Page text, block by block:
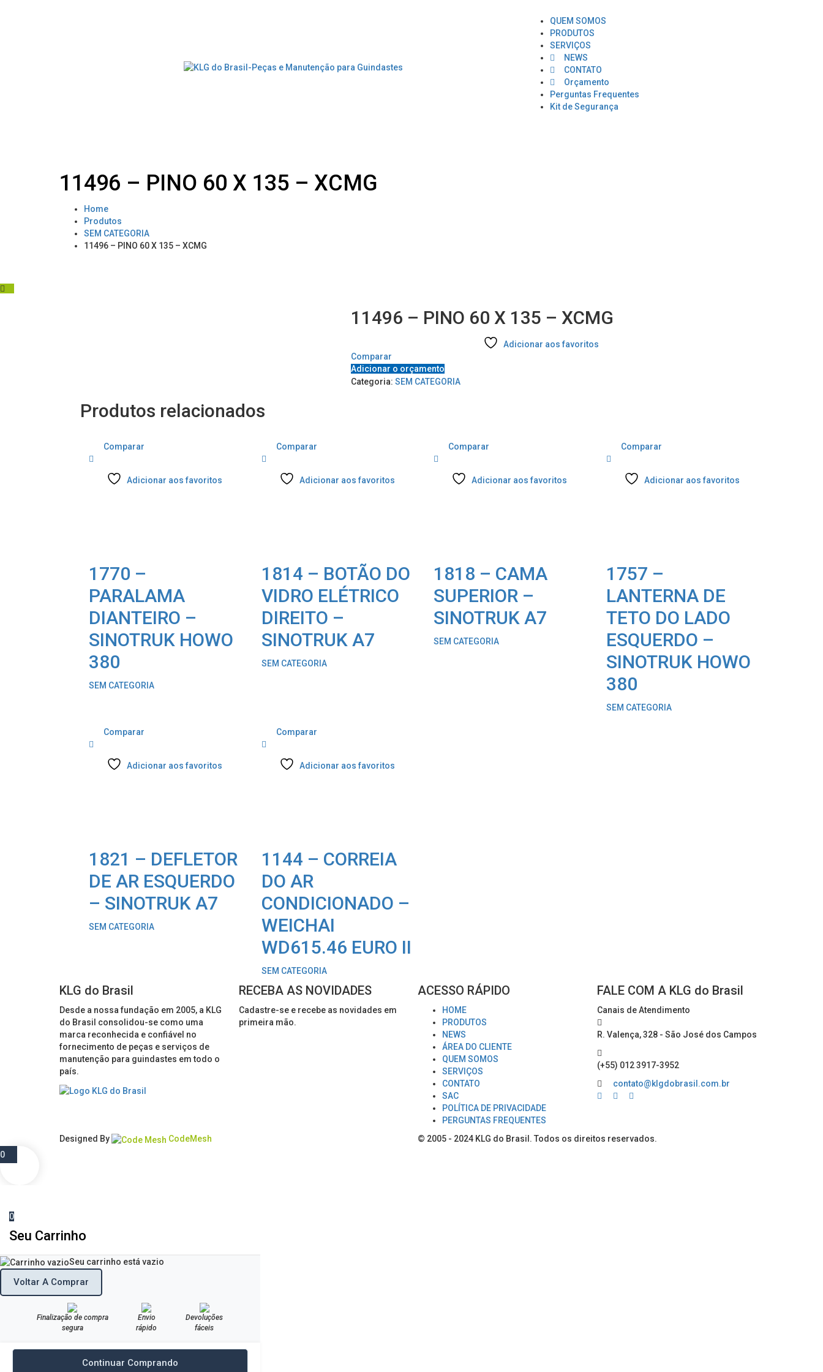
QUEM SOMOS
PRODUTOS
SERVIÇOS
NEWS
CONTATO
Orçamento
Perguntas Frequentes
Kit de Segurança
11496 – PINO 60 X 135 – XCMG
Home
Produtos
SEM CATEGORIA
11496 – PINO 60 X 135 – XCMG
11496 – PINO 60 X 135 – XCMG
Adicionar aos favoritos
Comparar
Adicionar o orçamento
Categoria:SEM CATEGORIA
Produtos relacionados
Comparar
Adicionar aos favoritos
1770 –
PARALAMA
DIANTEIRO –
SINOTRUK HOWO
380
SEM CATEGORIA
Comparar
Adicionar aos favoritos
1814 – BOTÃO DO
VIDRO ELÉTRICO
DIREITO –
SINOTRUK A7
SEM CATEGORIA
Comparar
Adicionar aos favoritos
1818 – CAMA
SUPERIOR –
SINOTRUK A7
SEM CATEGORIA
Comparar
Adicionar aos favoritos
1757 –
LANTERNA DE
TETO DO LADO
ESQUERDO –
SINOTRUK HOWO
380
SEM CATEGORIA
Comparar
Adicionar aos favoritos
1821 – DEFLETOR
DE AR ESQUERDO
– SINOTRUK A7
SEM CATEGORIA
Comparar
Adicionar aos favoritos
1144 – CORREIA
DO AR
CONDICIONADO –
WEICHAI
WD615.46 EURO II
SEM CATEGORIA
KLG do Brasil
Desde a nossa fundação em 2005, a KLG
do Brasil consolidou-se como uma
marca reconhecida e confiável no
fornecimento de peças e serviços de
manutenção para guindastes em todo o
país.
RECEBA AS NOVIDADES
Cadastre-se e recebe as novidades em
primeira mão.
ACESSO RÁPIDO
HOME
PRODUTOS
NEWS
ÁREA DO CLIENTE
QUEM SOMOS
SERVIÇOS
CONTATO
SAC
POLÍTICA DE PRIVACIDADE
PERGUNTAS FREQUENTES
FALE COM A KLG do Brasil
Canais de Atendimento
R. Valença, 328 - São José dos Campos
(+55) 012 3917-3952
contato@klgdobrasil.com.br
Designed By CodeMesh © 2005 - 2024 KLG do Brasil . Todos os direitos reservados.
0
0
Seu Carrinho
Seu carrinho está vazio
Voltar A Comprar
Finalização de compra
segura
Envio
rápido
Devoluções
fáceis
Continuar Comprando